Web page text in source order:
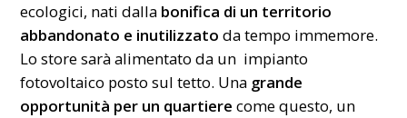
ecologici, nati dalla bonifica di un territorio
abbandonato e inutilizzato da tempo immemore.
Lo store sarà alimentato da un impianto
fotovoltaico posto sul tetto. Una grande
opportunità per un quartiere come questo, un